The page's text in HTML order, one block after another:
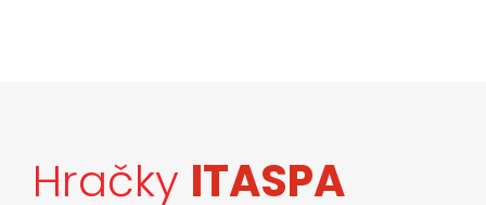
Hračky ITASPA